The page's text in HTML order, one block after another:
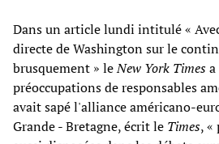
Dans un article lundi intitulé «
directe de Washington sur le
brusquement » leNew York Times
préoccupations de responsables
avait sapé l'alliance américano-
Grande - Bretagne, écrit le Times, «